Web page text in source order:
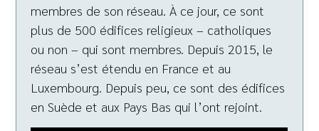
membres de son réseau. À ce jour, ce sont
plus de 500 édifices religieux – catholiques
ou non – qui sont membres. Depuis 2015, le
réseau s’est étendu en France et au
Luxembourg. Depuis peu, ce sont des édifices
en Suède et aux Pays Bas qui l’ont rejoint.